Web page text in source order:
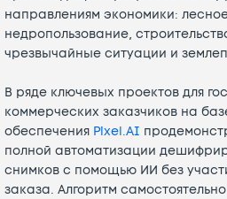
направлениям экономики:
недропользование,
чрезвычайные ситуации и
В ряде ключевых проектов для
коммерческих заказчиков на
обеспечения Pixel.AI
полной автоматизации
снимков с помощью ИИ без
заказа. Алгоритм